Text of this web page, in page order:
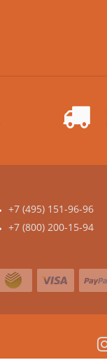
+7 (495) 151-96-96
+7 (800) 200-15-94